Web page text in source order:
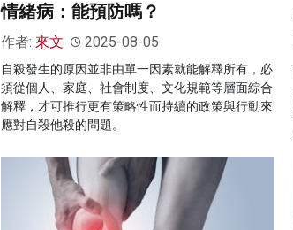
情緒病：能預防嗎？
作者: 來文 2025-08-05
自殺發生的原因並非由單一因素就能解釋所有，必
須從個人、家庭、社會制度、文化規範等層面綜合
解釋，才可推行更有策略性而持續的政策與行動來
應對自殺他殺的問題。